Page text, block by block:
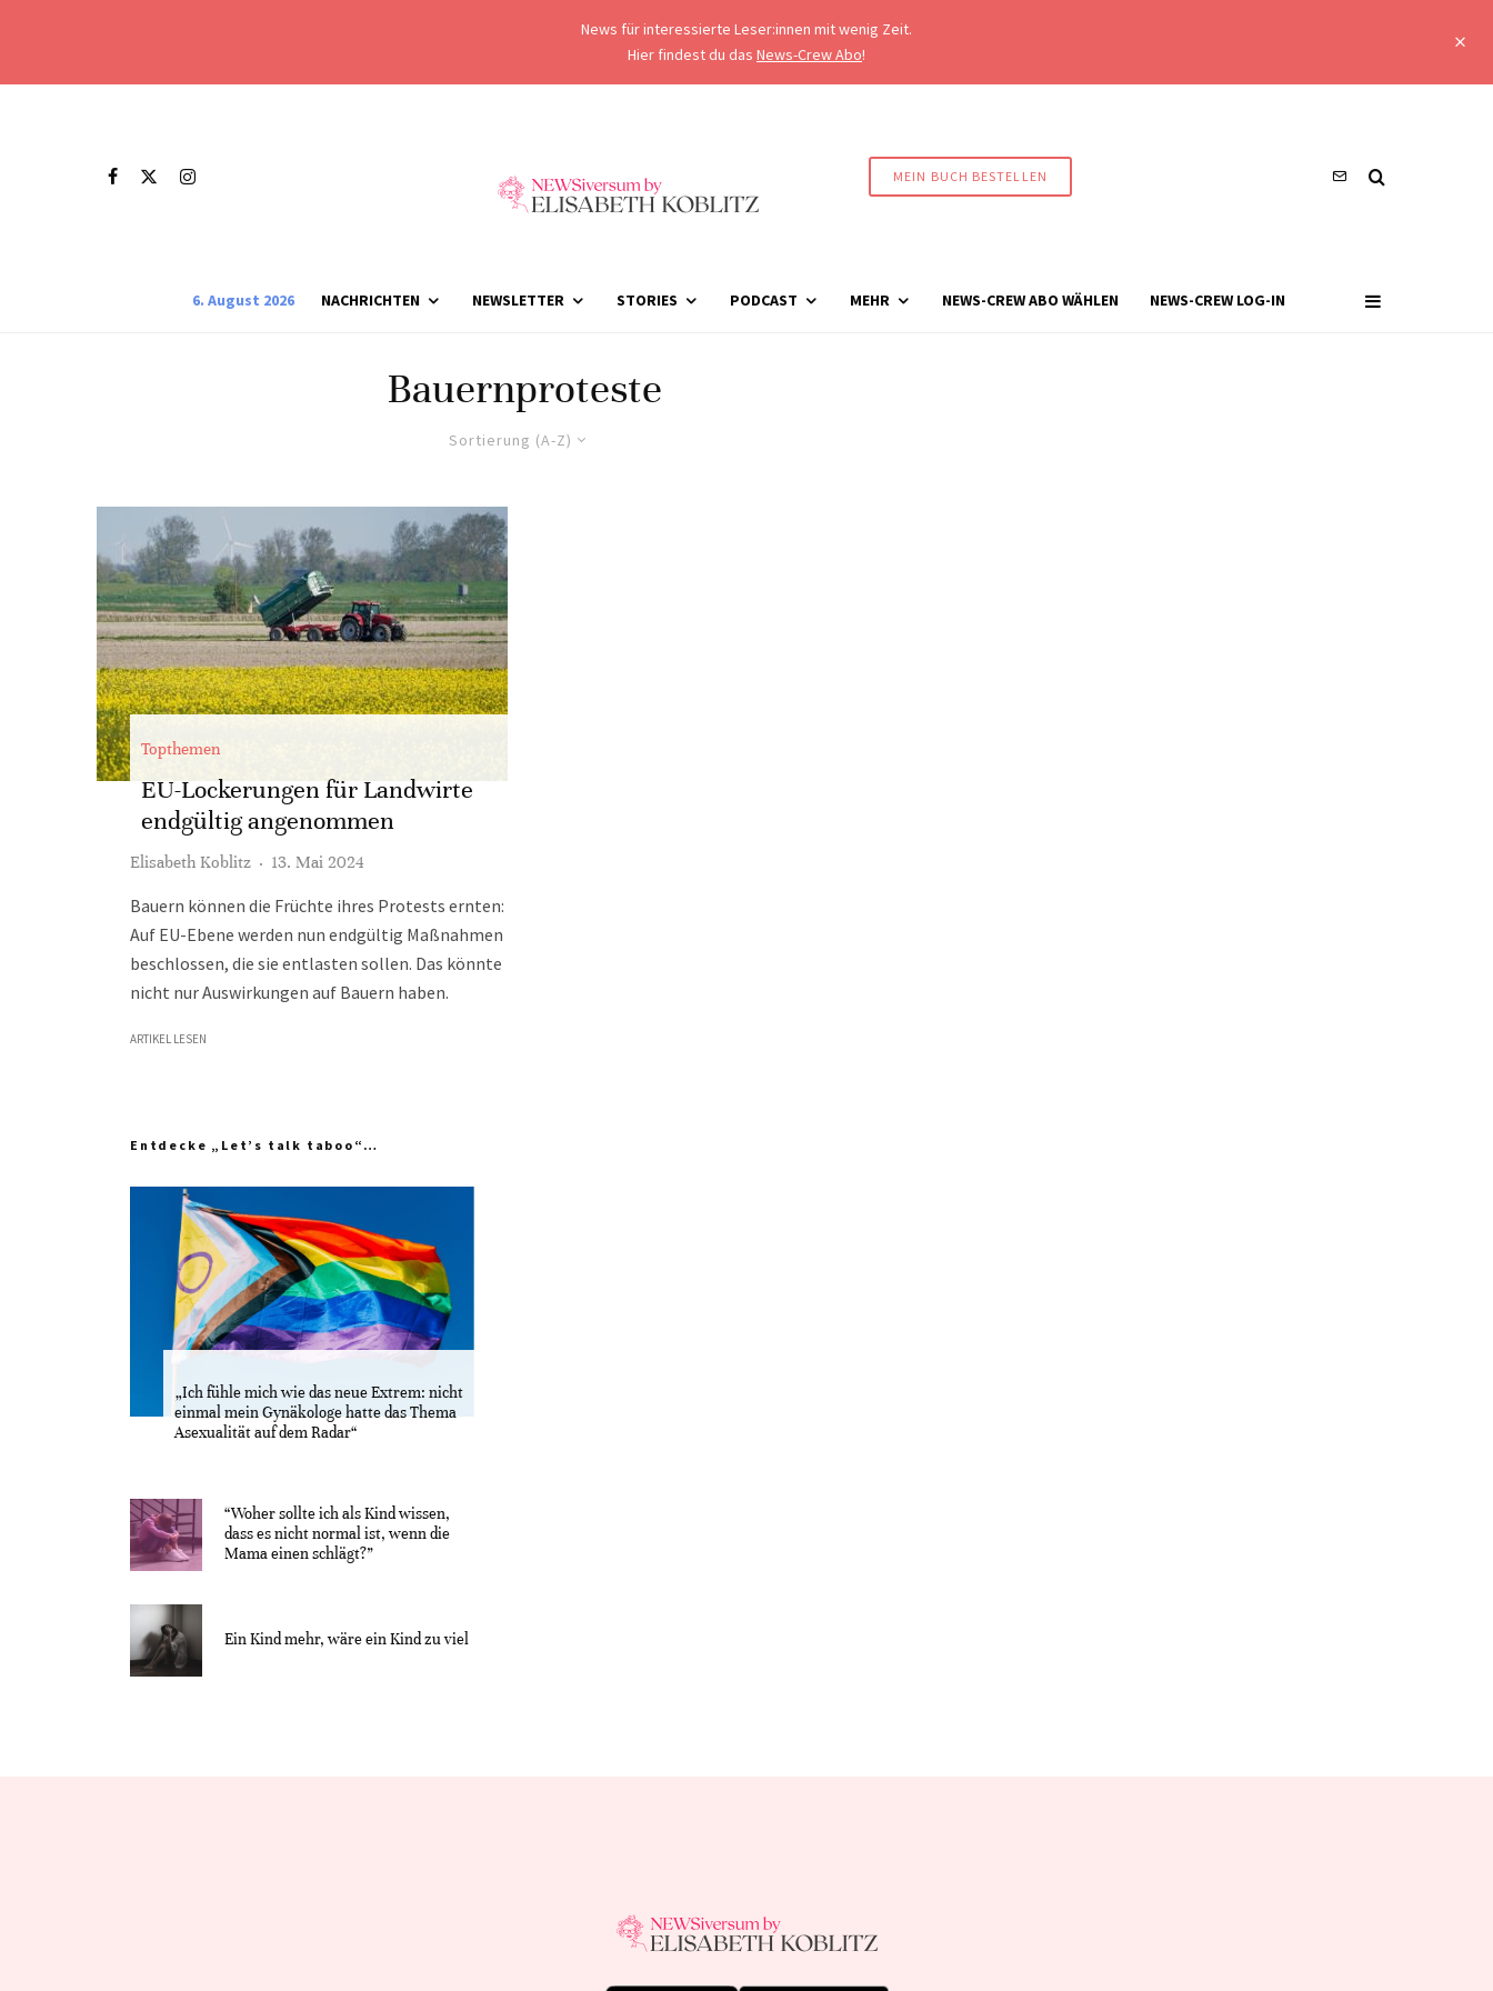
News für interessierte Leser:innen mit wenig Zeit.
Hier findest du das News-Crew Abo!
MEIN BUCH BESTELLEN
6. August 2026 NACHRICHTEN NEWSLETTER STORIES PODCAST MEHR NEWS-CREW ABO WÄHLEN NEWS-CREW LOG-IN
Bauernproteste
Sortierung (A-Z)
Topthemen
EU-Lockerungen für Landwirte
endgültig angenommen
Elisabeth Koblitz · 13. Mai 2024
Bauern können die Früchte ihres Protests ernten:
Auf EU-Ebene werden nun endgültig Maßnahmen
beschlossen, die sie entlasten sollen. Das könnte
nicht nur Auswirkungen auf Bauern haben.
ARTIKEL LESEN
Entdecke „Let’s talk taboo“…
„Ich fühle mich wie das neue Extrem: nicht
einmal mein Gynäkologe hatte das Thema
Asexualität auf dem Radar“
“Woher sollte ich als Kind wissen,
dass es nicht normal ist, wenn die
Mama einen schlägt?”
Ein Kind mehr, wäre ein Kind zu viel